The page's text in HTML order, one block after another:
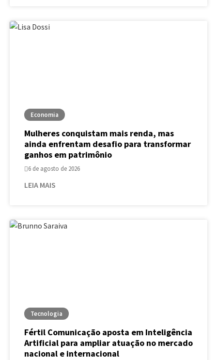
Economia
Mulheres conquistam mais renda, mas
ainda enfrentam desafio para transformar
ganhos em patrimônio
6 de agosto de 2026
LEIA MAIS
Tecnologia
Fértil Comunicação aposta em Inteligência
Artificial para ampliar atuação no mercado
nacional e internacional